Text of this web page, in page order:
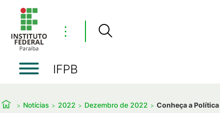
⋮
IFPB
Notícias 2022 Dezembro de 2022 Conheça a